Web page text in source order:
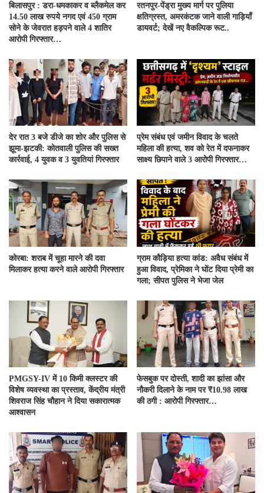
बिलासपुर : डरा-धमकाकर व ब्लैकमेल कर
14.50 लाख रुपये नगद एवं 450 ग्राम
सोने के जेवरात हड़पने वाले 4 शातिर
आरोपी गिरफ्तार…
रतनपुर-पेंड्रा मुख्य मार्ग पर पुलिया
क्षतिग्रस्त, अमरकंटक जाने वाली गाड़ियाँ
डायवर्ट; देखें नए वैकल्पिक रूट..
देर रात 3 बजे डीजे का शोर और पुलिस से
झूमा-झटकी: कोतवाली पुलिस की सख्त
कार्रवाई, 4 युवक व 3 युवतियां गिरफ्तार
प्रेम संबंध एवं जमीन विवाद के चलते
महिला की हत्या, शव को रेत में दफनाकर
साक्ष्य छिपाने वाले 3 आरोपी गिरफ्तार…
कोरबा: शराब में चूहा मारने की दवा
मिलाकर हत्या करने वाले आरोपी गिरफ्तार
ग्राम कौड़िया हत्या कांड: अवैध संबंध में
हुआ विवाद, प्रेमिका ने घोंट दिया प्रेमी का
गला; सीपत पुलिस ने भेजा जेल
PMGSY-IV में 10 किमी क्लस्टर की
विशेष व्यवस्था का प्रस्ताव, केंद्रीय मंत्री
शिवराज सिंह चौहान ने दिया सकारात्मक
आश्वासन
फेसबुक पर दोस्ती, शादी का झांसा और
नौकरी दिलाने के नाम पर ₹10.98 लाख
की ठगी : आरोपी गिरफ्तार…